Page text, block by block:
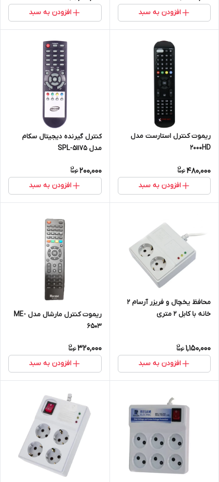
افزودن به سبد افزودن به سبد
ریموت کنترل استارست مدل
2000HD
480,000
افزودن به سبد
کنترل گیرنده دیجیتال سکام
مدل SPL-51175
200,000
افزودن به سبد
محافظ یخچال و فریزر آرسام 2
خانه با کابل 2 متری
1,150,000
افزودن به سبد
ریموت کنترل مارشال مدل ME-
6503
320,000
افزودن به سبد